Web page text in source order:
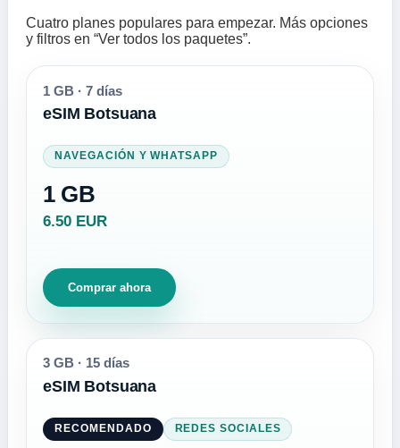
Cuatro planes populares para empezar. Más opciones
y filtros en “Ver todos los paquetes”.
1 GB · 7 días
eSIM Botsuana
NAVEGACIÓN Y WHATSAPP
1 GB
6.50 EUR
Comprar ahora
3 GB · 15 días
eSIM Botsuana
RECOMENDADO REDES SOCIALES